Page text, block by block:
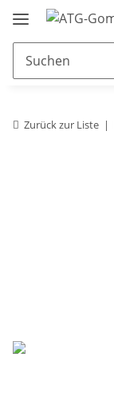
Zurück zur Liste